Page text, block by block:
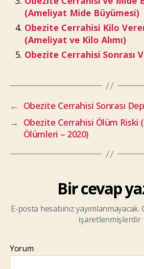
(Ameliyat Mide Büyümesi)
Obezite Cerrahisi Kilo
(Ameliyat ve Kilo Alımı)
Obezite Cerrahisi Sonrası
← Obezite Cerrahisi Sonrası
→ Obezite Cerrahisi Ölüm Riski
Ölümleri – 2020)
Bir cevap
E-posta hesabınız yayımlanmayacak.
işaretlenmişlerdir
Yorum